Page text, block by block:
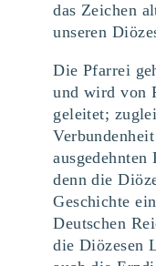
das Zeichen
unseren
Die Pfarrei
und wird von
geleitet;
ausgedehnten
denn die
Geschichte
Deutschen
die Diözesen